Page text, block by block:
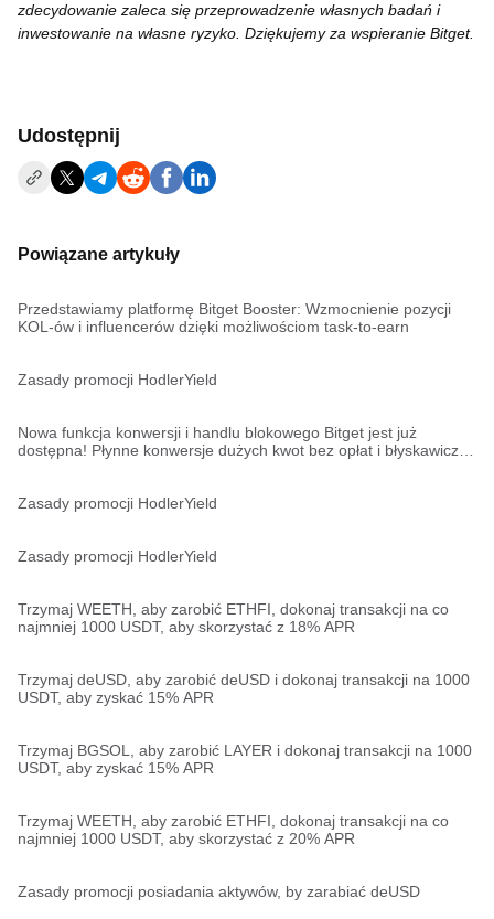
zdecydowanie zaleca się przeprowadzenie własnych badań i
inwestowanie na własne ryzyko. Dziękujemy za wspieranie Bitget.
Udostępnij
Powiązane artykuły
Przedstawiamy platformę Bitget Booster: Wzmocnienie pozycji
KOL-ów i influencerów dzięki możliwościom task-to-earn
Zasady promocji HodlerYield
Nowa funkcja konwersji i handlu blokowego Bitget jest już
dostępna! Płynne konwersje dużych kwot bez opłat i błyskawiczna
Zasady promocji HodlerYield
Zasady promocji HodlerYield
Trzymaj WEETH, aby zarobić ETHFI, dokonaj transakcji na co
najmniej 1000 USDT, aby skorzystać z 18% APR
Trzymaj deUSD, aby zarobić deUSD i dokonaj transakcji na 1000
USDT, aby zyskać 15% APR
Trzymaj BGSOL, aby zarobić LAYER i dokonaj transakcji na 1000
USDT, aby zyskać 15% APR
Trzymaj WEETH, aby zarobić ETHFI, dokonaj transakcji na co
najmniej 1000 USDT, aby skorzystać z 20% APR
Zasady promocji posiadania aktywów, by zarabiać deUSD